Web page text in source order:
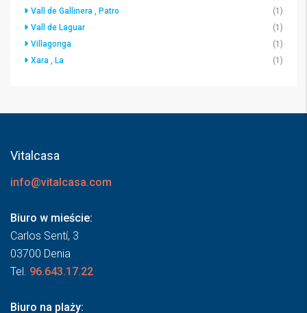
Vall de Gallinera , Patro
(1)
Vall de Laguar
(1)
Villagonga
(1)
Xara , La
(1)
Vitalcasa
info@vitalcasa.com
Biuro w mieście:
Carlos Sentí, 3
03700 Denia
Tel. 96.643.17.22
Biuro na plaży: